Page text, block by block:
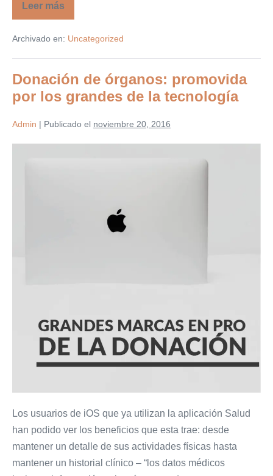
Leer másFemtolaser:
Tecnología
siglo
en
siglo
Archivado en: Uncategorized
Donación de órganos: promovida
por los grandes de la tecnología
Admin | Publicado el noviembre 20, 2016
Los usuarios de iOS que ya utilizan la aplicación Salud
han podido ver los beneficios que esta trae: desde
mantener un detalle de sus actividades físicas hasta
mantener un historial clínico – “los datos médicos